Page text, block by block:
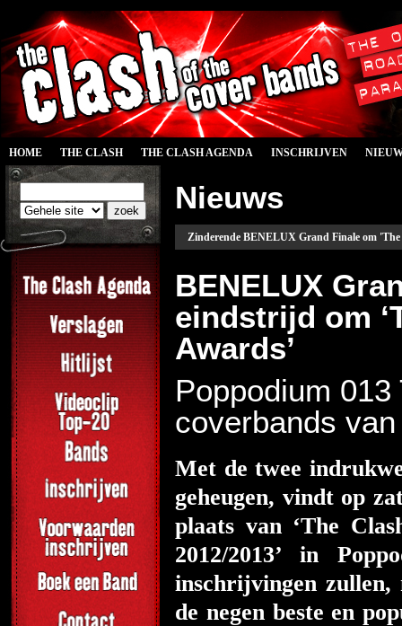
HOME THE CLASH THE CLASH AGENDA INSCHRIJVEN
Nieuws
Zinderende BENELUX Grand Finale om
BENELUX
eindstrijd om
Awards’
Poppodium
coverbands
Met de twee
geheugen, vindt op
plaats van ‘The
2012/2013’ in
inschrijvingen zullen,
de negen beste en